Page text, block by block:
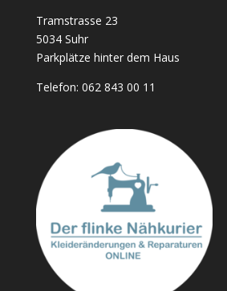
Tramstrasse 23
5034 Suhr
Parkplätze hinter dem Haus
Telefon: 062 843 00 11